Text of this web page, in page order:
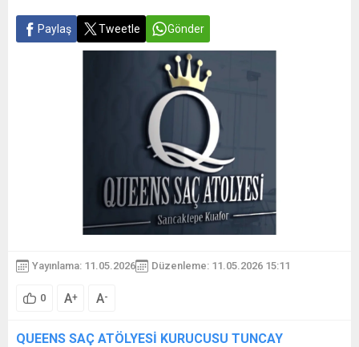
Paylaş Tweetle Gönder
Yayınlama: 11.05.2026 Düzenleme: 11.05.2026 15:11
0 A+ A-
QUEENS SAÇ ATÖLYESİ KURUCUSU TUNCAY